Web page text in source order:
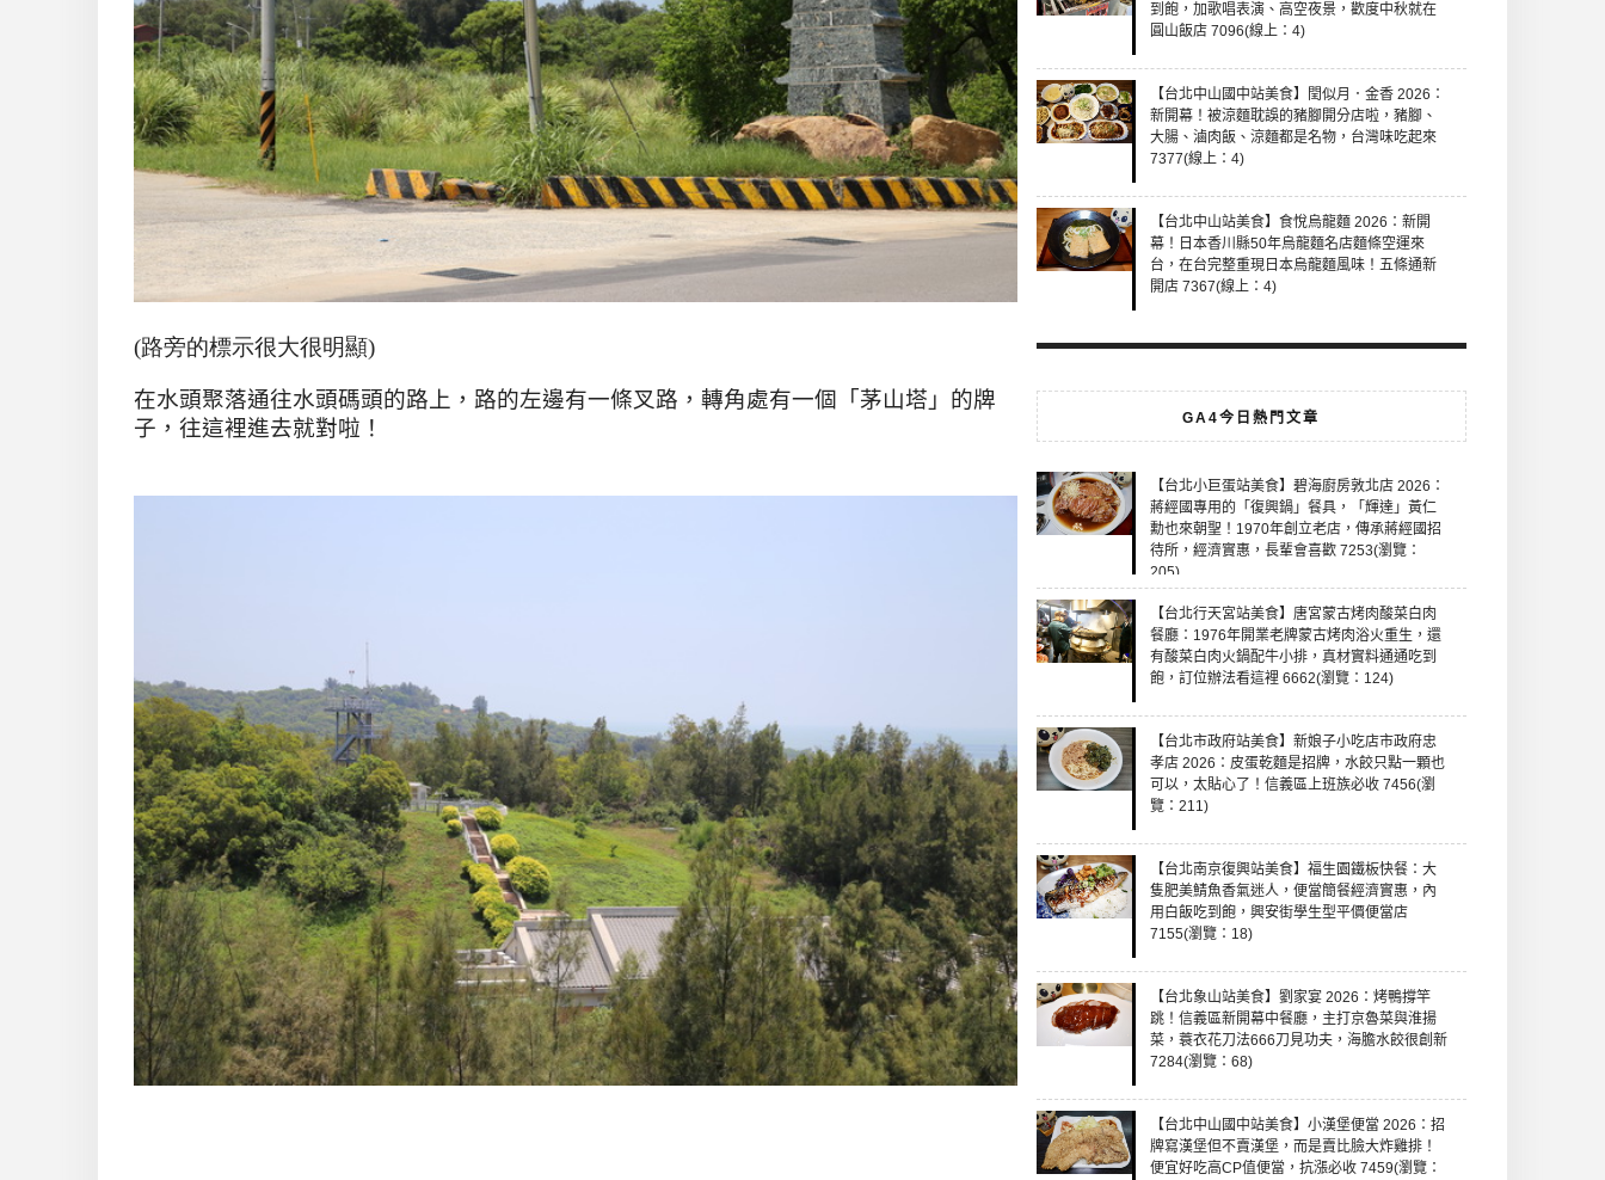
(路旁的標示很大很明顯)
在水頭聚落通往水頭碼頭的路上，路的左邊有一條叉路，轉角處有一個「茅山塔」的牌
子，往這裡進去就對啦！
到飽，加歌唱表演、高空夜景，歡度中秋就在
圓山飯店 7096(線上：4)
【台北中山國中站美食】閏似月．金香 2026：
新開幕！被涼麵耽誤的豬腳開分店啦，豬腳、
大腸、滷肉飯、涼麵都是名物，台灣味吃起來
7377(線上：4)
【台北中山站美食】食悅烏龍麵 2026：新開
幕！日本香川縣50年烏龍麵名店麵條空運來
台，在台完整重現日本烏龍麵風味！五條通新
開店 7367(線上：4)
GA4今日熱門文章
【台北小巨蛋站美食】碧海廚房敦北店 2026：
蔣經國專用的「復興鍋」餐具，「輝達」黃仁
勳也來朝聖！1970年創立老店，傳承蔣經國招
待所，經濟實惠，長輩會喜歡 7253(瀏覽：
205)
【台北行天宮站美食】唐宮蒙古烤肉酸菜白肉
餐廳：1976年開業老牌蒙古烤肉浴火重生，還
有酸菜白肉火鍋配牛小排，真材實料通通吃到
飽，訂位辦法看這裡 6662(瀏覽：124)
【台北市政府站美食】新娘子小吃店市政府忠
孝店 2026：皮蛋乾麵是招牌，水餃只點一顆也
可以，太貼心了！信義區上班族必收 7456(瀏
覽：211)
【台北南京復興站美食】福生園鐵板快餐：大
隻肥美鯖魚香氣迷人，便當簡餐經濟實惠，內
用白飯吃到飽，興安街學生型平價便當店
7155(瀏覽：18)
【台北象山站美食】劉家宴 2026：烤鴨撐竿
跳！信義區新開幕中餐廳，主打京魯菜與淮揚
菜，蓑衣花刀法666刀見功夫，海膽水餃很創新
7284(瀏覽：68)
【台北中山國中站美食】小漢堡便當 2026：招
牌寫漢堡但不賣漢堡，而是賣比臉大炸雞排！
便宜好吃高CP值便當，抗漲必收 7459(瀏覽：